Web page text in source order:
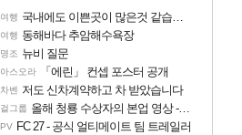
여행 국내에도 이쁜곳이 많은것 같습니다
여행 동해바다 추암해수욕장
명조 뉴비 질문
아스오라 「에린」 컨셉 포스터 공개
차벤 저도 신차계약하고 차 받았습니다
걸그룹 올해 청룡 수상자의 본업 영상 - 스테이씨 윤
PV FC 27 - 공식 얼티메이트 팀 트레일러